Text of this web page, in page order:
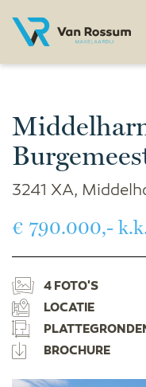
3241 XA,
€ 790.000,-
4 FOTO'S
LOCATIE
BROCHURE